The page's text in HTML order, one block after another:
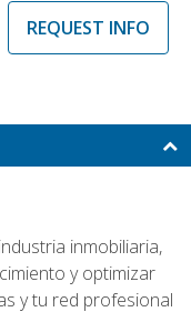
REQUEST INFO
inmobiliaria,
y optimizar
y tu red profesional